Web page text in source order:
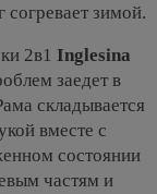
согревает зимой.
2в1Inglesina
заедет в
складывается
вместе с
состоянии
частям и